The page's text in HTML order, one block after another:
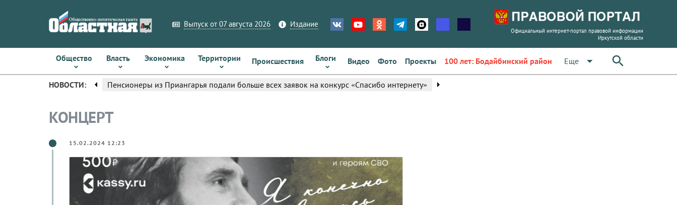
Выпуск от 07 августа 2026 Издание
Официальный интернет-портал правовой информации
Иркутской области
Общество Власть Экономика Территории Происшествия Блоги Видео Фото Проекты 100 лет: Бодайбинский район Еще arrow_drop_down
НОВОСТИ: arrow_left Пенсионеры из Приангарья подали больше всех заявок на конкурс «Спасибо интернету» arrow_right
КОНЦЕРТ
15.02.2024 12:23